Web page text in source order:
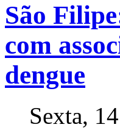
São
com
dengue
Sexta,